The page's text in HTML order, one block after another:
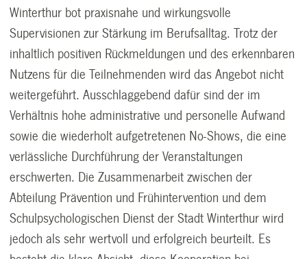
Winterthur bot praxisnahe und wirkungsvolle
Supervisionen zur Stärkung im Berufsalltag. Trotz der
inhaltlich positiven Rückmeldungen und des erkennbaren
Nutzens für die Teilnehmenden wird das Angebot nicht
weitergeführt. Ausschlaggebend dafür sind der im
Verhältnis hohe administrative und personelle Aufwand
sowie die wiederholt aufgetretenen No-Shows, die eine
verlässliche Durchführung der Veranstaltungen
erschwerten. Die Zusammenarbeit zwischen der
Abteilung Prävention und Frühintervention und dem
Schulpsychologischen Dienst der Stadt Winterthur wird
jedoch als sehr wertvoll und erfolgreich beurteilt. Es